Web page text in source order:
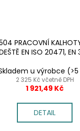
PRACOVNÍ
EN ISO 20471, EN
u výrobce
2 325 Kč včetně DPH
1 921,49 Kč
DETAIL